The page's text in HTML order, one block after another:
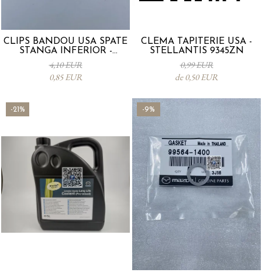
CLIPS BANDOU USA SPATE
STANGA INFERIOR -
KD5351SJ3A
4,10 EUR
0,85 EUR
CLEMA TAPITERIE USA -
STELLANTIS 9345ZN
0,99 EUR
de 0,50 EUR
-21% -9%